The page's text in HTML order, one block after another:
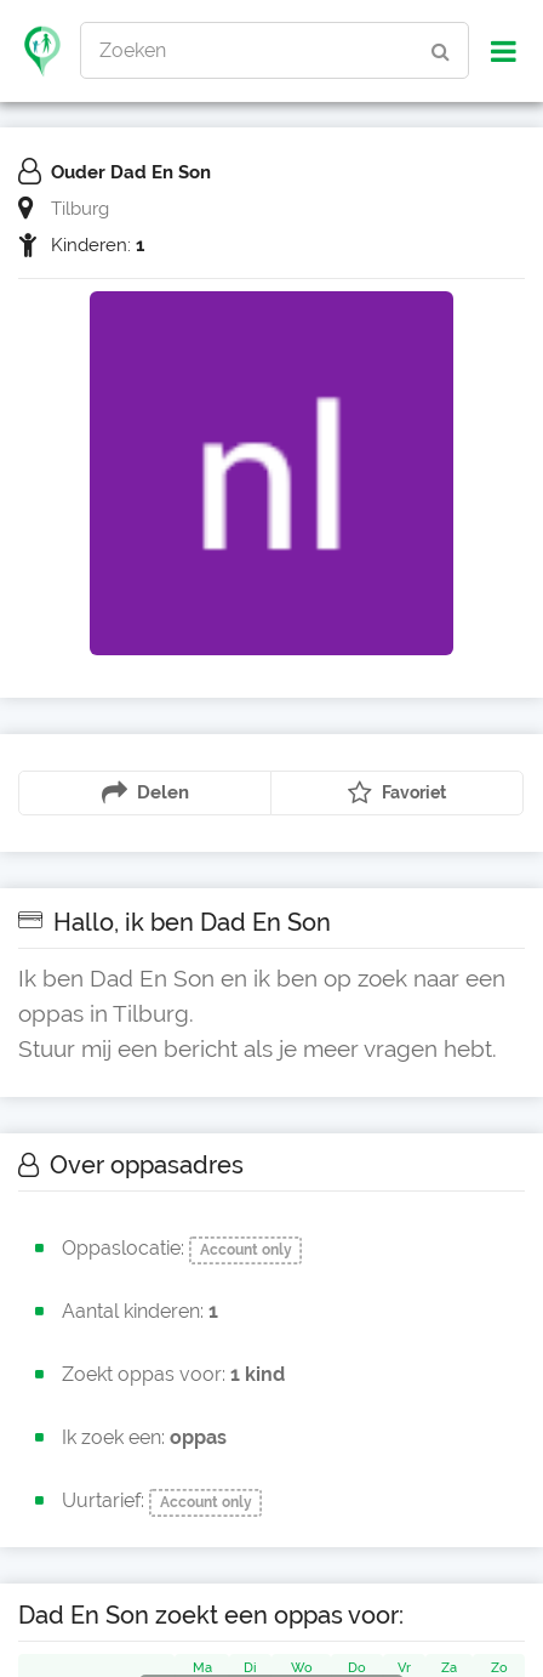
Zoeken
Ouder Dad En Son
Tilburg
Kinderen: 1
Delen Favoriet
Hallo, ik ben Dad En Son
Ik ben Dad En Son en ik ben op zoek naar een
oppas in Tilburg.
Stuur mij een bericht als je meer vragen hebt.
Over oppasadres
Oppaslocatie: Account only
Aantal kinderen: 1
Zoekt oppas voor: 1 kind
Ik zoek een: oppas
Uurtarief: Account only
Dad En Son zoekt een oppas voor:
Ma Di Wo Do Vr Za
Zo